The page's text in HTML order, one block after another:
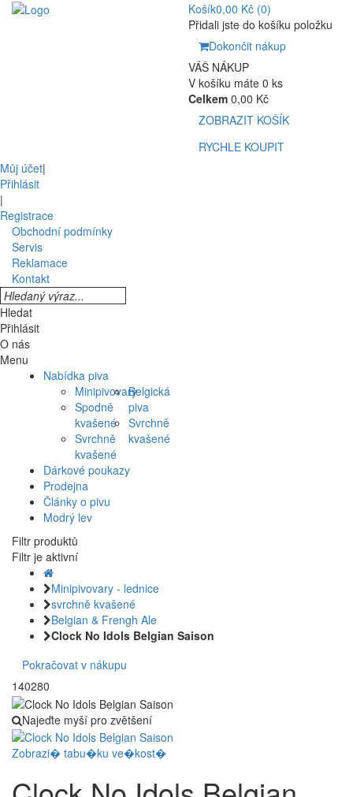
Košík0,00 Kč (0)
Přidali jste do košíku položku
Dokončit nákup
VÁŠ NÁKUP
V košíku máte 0 ks
Celkem 0,00 Kč
ZOBRAZIT KOŠÍK
RYCHLE KOUPIT
Můj účet|
Přihlásit
|
Registrace
Obchodní podmínky
Servis
Reklamace
Kontakt
Hledat
Přihlásit
O nás
Menu
Nabídka piva
Minipivovary
Spodně
kvašené
Svrchně
kvašené
Belgická
piva
Svrchně
kvašené
Dárkové poukazy
Prodejna
Články o pivu
Modrý lev
Filtr produktů
Filtr je aktivní
Minipivovary - lednice
svrchně kvašené
Belgian & Frengh Ale
Clock No Idols Belgian Saison
Pokračovat v nákupu
140280
Najeďte myší pro zvětšení
Zobrazi� tabu�ku ve�kost�